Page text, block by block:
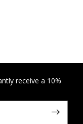
receive a 10%